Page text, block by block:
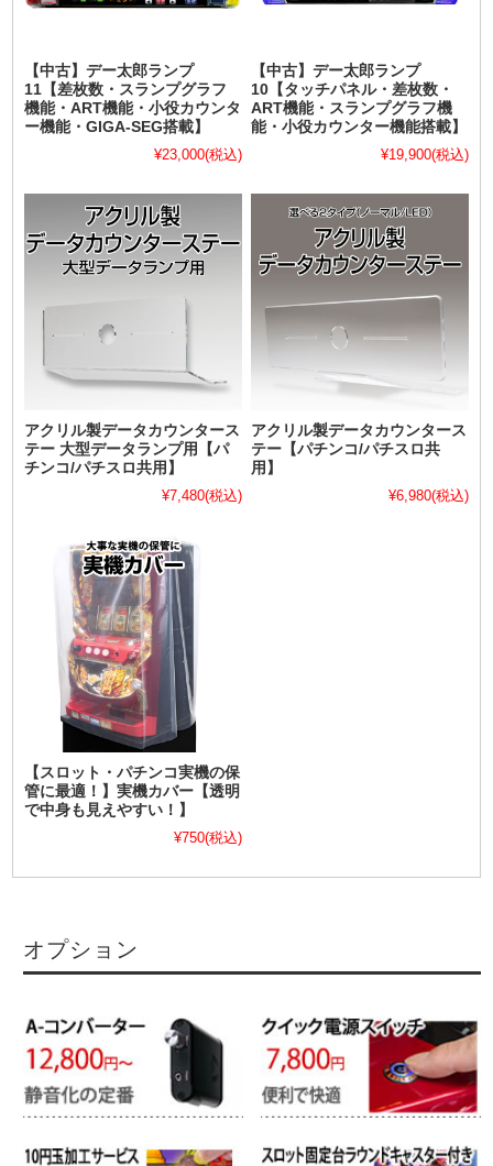
【中古】デー太郎ランプ
11【差枚数・スランプグラフ
機能・ART機能・小役カウンタ
ー機能・GIGA-SEG搭載】
¥23,000(税込)
【中古】デー太郎ランプ
10【タッチパネル・差枚数・
ART機能・スランプグラフ機
能・小役カウンター機能搭載】
¥19,900(税込)
アクリル製データカウンタース
テー 大型データランプ用【パ
チンコ/パチスロ共用】
¥7,480(税込)
アクリル製データカウンタース
テー【パチンコ/パチスロ共
用】
¥6,980(税込)
【スロット・パチンコ実機の保
管に最適！】実機カバー【透明
で中身も見えやすい！】
¥750(税込)
オプション